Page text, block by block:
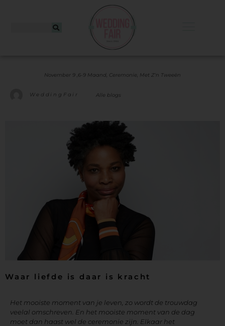
November 9 ,6-9 Maand, Ceremonie, Met Z'n Tweeën
WeddingFair Alle blogs
Waar liefde is daar is kracht
Het mooiste moment van je leven, zo wordt de trouwdag
veelal omschreven. En het mooiste moment van de dag
moet dan haast wel de ceremonie zijn. Elkaar het